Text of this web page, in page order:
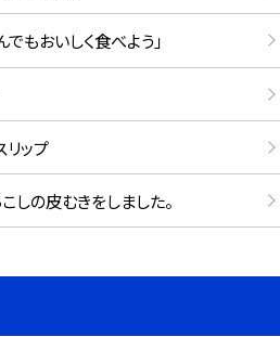
でもおいしく食べよう」
ップ
しの皮むきをしました。